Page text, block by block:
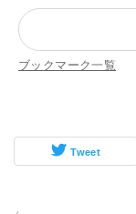
ブックマーク一覧
Tweet